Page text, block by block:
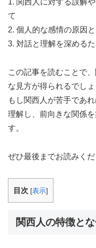
1. 関西人に対する誤解
て
2. 個人的な感情の原因
3. 対話と理解を深める
この記事を読むことで
な見方が得られるでしょ
もし関西人が苦手であ
理解し、前向きな関係
す。
ぜひ最後までお読みくだ
目次 [表示]
関西人の特徴と